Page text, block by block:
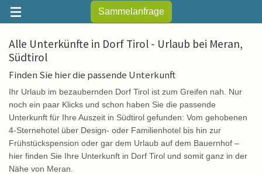
Sammelanfrage
Alle Unterkünfte in Dorf Tirol - Urlaub bei Meran,
Südtirol
Finden Sie hier die passende Unterkunft
Ihr Urlaub im bezaubernden Dorf Tirol ist zum Greifen nah. Nur
noch ein paar Klicks und schon haben Sie die passende
Unterkunft für Ihre Auszeit in Südtirol gefunden: Vom gehobenen
4-Sternehotel über Design- oder Familienhotel bis hin zur
Frühstückspension oder gar dem Urlaub auf dem Bauernhof –
hier finden Sie Ihre Unterkunft in Dorf Tirol und somit ganz in der
Nähe von Meran.